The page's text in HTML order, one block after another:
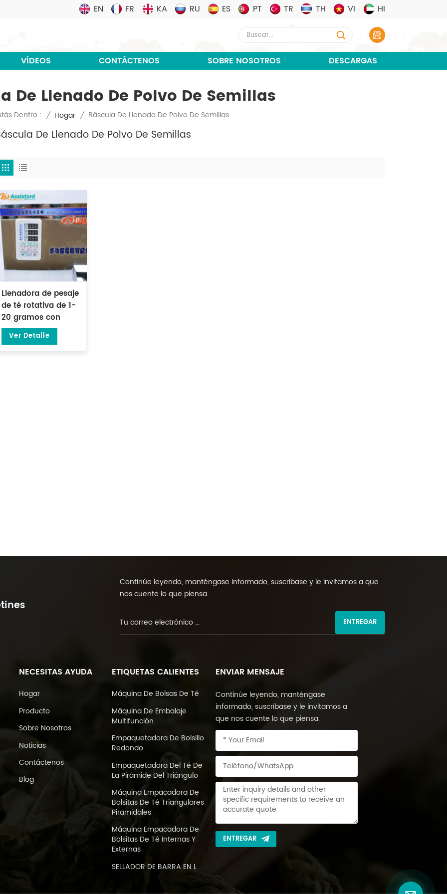
EN FR KA RU ES PT TR TH VI HI
VÍDEOS CONTÁCTENOS SOBRE NOSOTROS DESCARGAS
De Llenado De Polvo De Semillas
Dentro : / Hogar / Báscula De Llenado De Polvo De Semillas
De Llenado De Polvo De Semillas
Llenadora de pesaje
de té rotativa de 1-
20 gramos con
báscula de
gránulos DL-FZ-20
Ver Detalle
Continúe leyendo, manténgase informado, suscríbase y le invitamos a que
nos cuente lo que piensa.
ENTREGAR
NECESITAS AYUDA
Hogar
Producto
Sobre Nosotros
Noticias
Contáctenos
Blog
ETIQUETAS CALIENTES
Máquina De Bolsas De Té
Máquina De Embalaje
Multifunción
Empaquetadora De Bolsillo
Redondo
Empaquetadora Del Té De
La Pirámide Del Triángulo
Máquina Empacadora De
Bolsitas De Té Triangulares
Piramidales
Máquina Empacadora De
Bolsitas De Té Internas Y
Externas
SELLADOR DE BARRA EN L
ENVIAR MENSAJE
Continúe leyendo, manténgase
informado, suscríbase y le invitamos a
que nos cuente lo que piensa.
ENTREGAR